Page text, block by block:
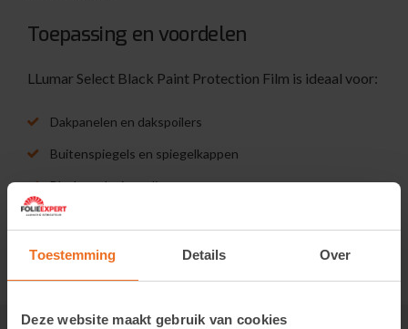
Toestemming Details Over
Deze website maakt gebruik van cookies
Toepassing en voordelen
LLumar Select Black Paint Protection Film is ideaal voor:
Dakpanelen en dakspoilers
Buitenspiegels en spiegelkappen
Black-pack uitstraling